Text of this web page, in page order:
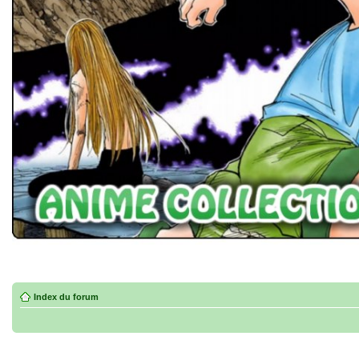
Index du forum